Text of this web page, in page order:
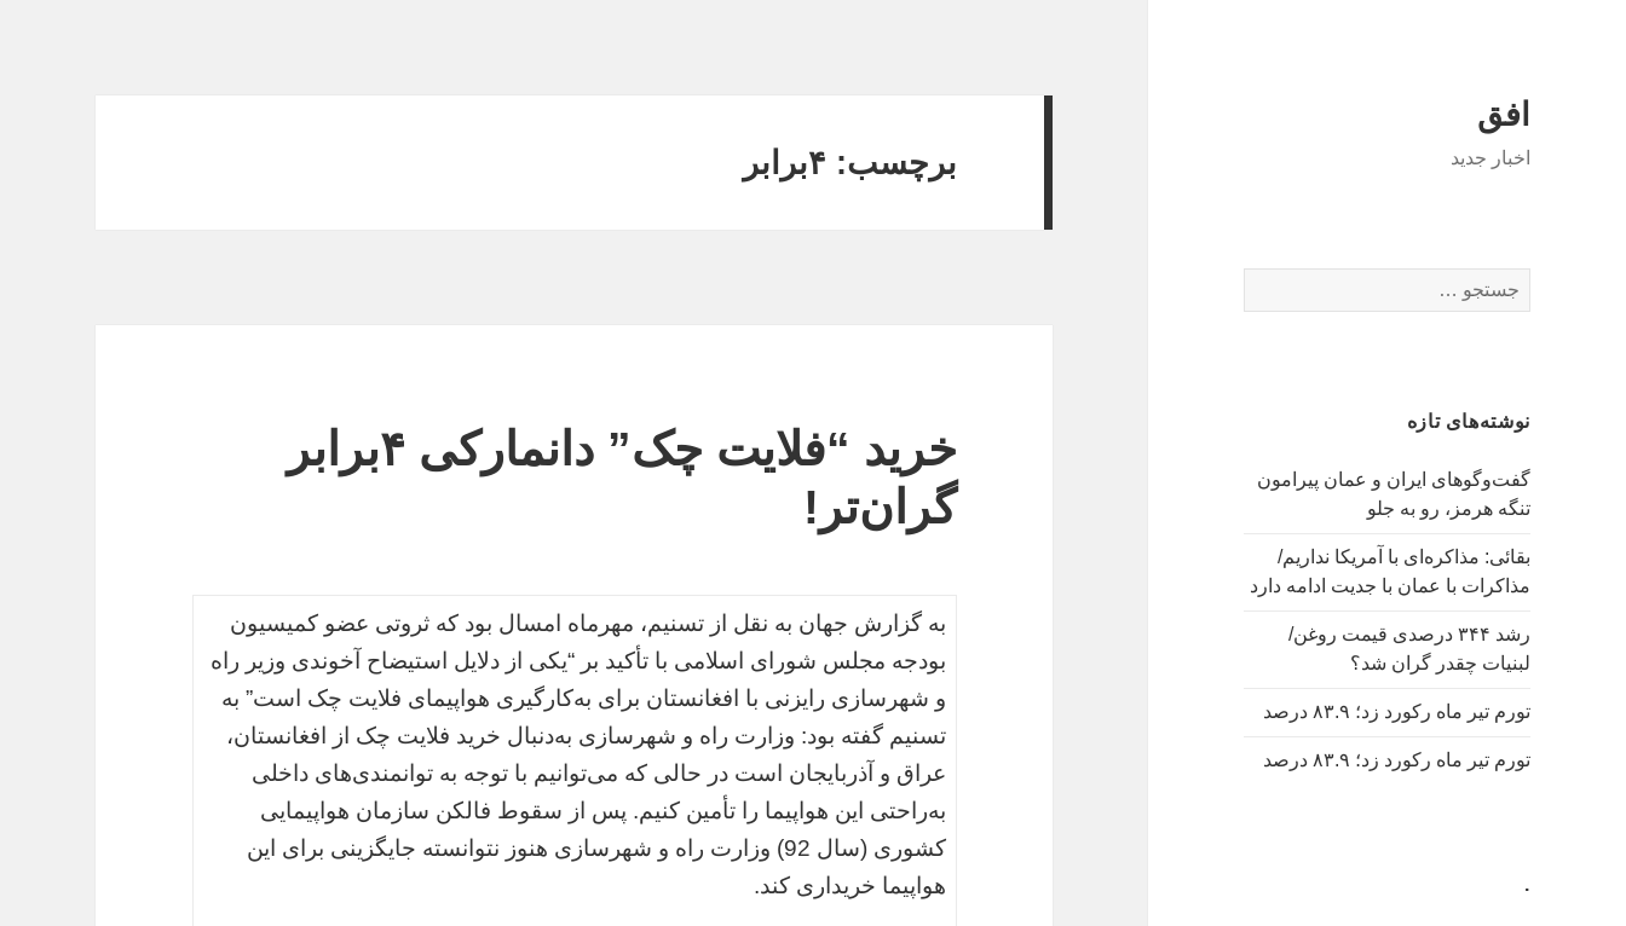
افق
اخبار جدید
برای:
نوشته‌های تازه
گفت‌وگوهای ایران و عمان پیرامون
تنگه هرمز، رو به جلو
بقائی: مذاکره‌ای با آمریکا نداریم/
مذاکرات با عمان با جدیت ادامه دارد
رشد ۳۴۴ درصدی قیمت روغن/
لبنیات چقدر گران شد؟
تورم تیر ماه رکورد زد؛ ۸۳.۹ درصد
تورم تیر ماه رکورد زد؛ ۸۳.۹ درصد
.
برچسب: ۴برابر
خرید “فلایت چک” دانمارکی ۴برابر
گران‌تر!
به گزارش جهان به نقل از تسنیم، مهرماه امسال بود که ثروتی عضو کمیسیون
بودجه مجلس شورای اسلامی با تأکید بر “یکی از دلایل استیضاح آخوندی وزیر راه
و شهرسازی رایزنی با افغانستان برای به‌کارگیری هواپیمای فلایت چک است” به
تسنیم گفته بود: وزارت راه و شهرسازی به‌دنبال خرید فلایت چک از افغانستان،
عراق و آذربایجان است در حالی که می‌توانیم با توجه به توانمندی‌های داخلی
به‌راحتی این هواپیما را تأمین کنیم. پس از سقوط فالکن سازمان هواپیمایی
کشوری (سال 92) وزارت راه و شهرسازی هنوز نتوانسته جایگزینی برای این
هواپیما خریداری کند.